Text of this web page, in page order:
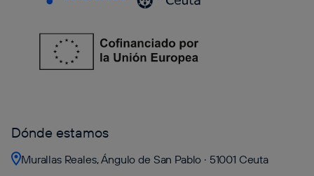
Dónde estamos
Murallas Reales, Ángulo de San Pablo · 51001 Ceuta